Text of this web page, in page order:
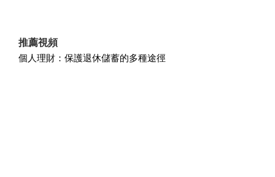
推薦視頻
個人理財：保護退休儲蓄的多種途徑